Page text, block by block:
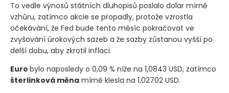
To vedle výnosů státních dluhopisů poslalo dolar mírně
vzhůru, zatímco akcie se propadly, protože vzrostla
očekávání, že Fed bude tento měsíc pokračovat ve
zvyšování úrokových sazeb a že sazby zůstanou vyšší po
delší dobu, aby zkrotil inflaci.
Euro bylo naposledy o 0,09 % níže na 1,0843 USD, zatímco
šterlinková měna mírně klesla na 1,02702 USD.